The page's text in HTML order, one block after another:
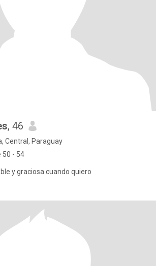
, 46
Central, Paraguay
50 - 54
y graciosa cuando quiero